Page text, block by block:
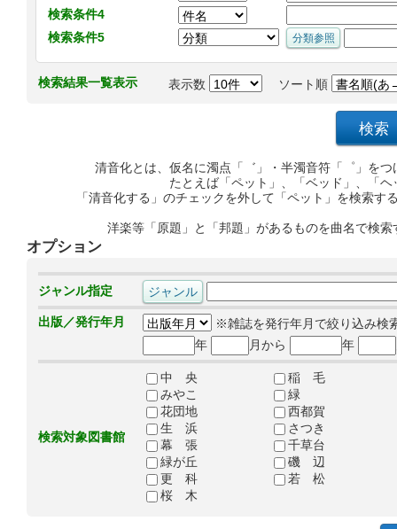
検索条件4
検索条件5
検索結果一覧表示 表示数 ソート順
清音化とは、仮名に濁点「゛」・半濁音符「゜」を
たとえば「ペット」、「ベッド」、「
「清音化する」のチェックを外して「ペット」を検索
洋楽等「原題」と「邦題」があるものを曲名で検
オプション
ジャンル指定
出版／発行年月
※雑誌を発行年月で絞り込み検
年
月から 年
検索対象図書館
中 央
稲 毛
みやこ
緑
花団地
西都賀
生 浜
さつき
幕 張
千草台
緑が丘
磯 辺
更 科
若 松
桜 木